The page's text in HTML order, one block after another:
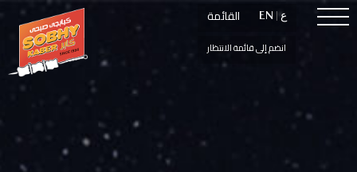
انضم إلى قائمة الانتظار
القائمة EN | ع
انضم إلى قائمة الانتظار
القائمة EN | ع